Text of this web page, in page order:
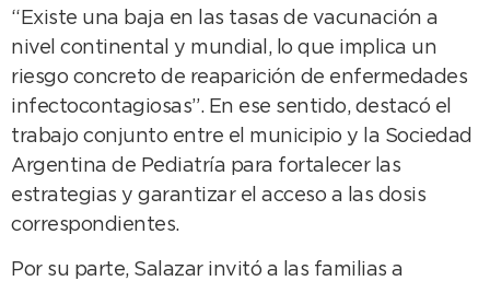
“Existe una baja en las tasas de vacunación a
nivel continental y mundial, lo que implica un
riesgo concreto de reaparición de enfermedades
infectocontagiosas”. En ese sentido, destacó el
trabajo conjunto entre el municipio y la Sociedad
Argentina de Pediatría para fortalecer las
estrategias y garantizar el acceso a las dosis
correspondientes.
Por su parte, Salazar invitó a las familias a